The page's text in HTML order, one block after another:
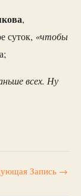
,
суток, «чтобы
всех. Ну
Запись →